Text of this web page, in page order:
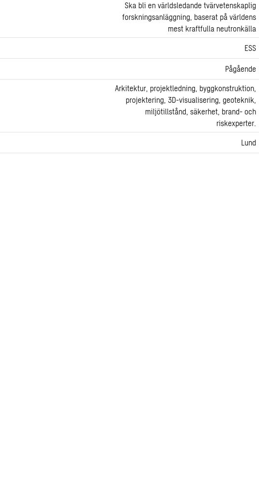
Ska bli en världsledande tvärvetenskaplig
forskningsanläggning, baserat på världens
mest kraftfulla neutronkälla
ESS
Pågående
Arkitektur, projektledning, byggkonstruktion,
projektering, 3D-visualisering, geoteknik,
miljötillstånd, säkerhet, brand- och
riskexperter.
Lund